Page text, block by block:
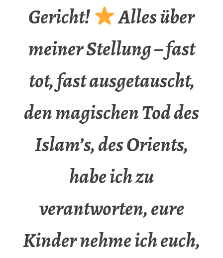
Gericht!
Alles über
meiner Stellung – fast
tot, fast ausgetauscht,
den magischen Tod des
Islam’s, des Orients,
habe ich zu
verantworten, eure
Kinder nehme ich euch,